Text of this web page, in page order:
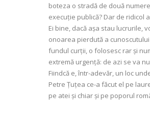
boteza o stradă de două
execuție publică? Dar de ridicol
Ei bine, dacă așa stau lucrurile,
onoarea pierdută a
fundul curții, o folosesc rar și
extremă urgență: de azi se va
Fiindcă e, într-adevăr, un loc
Petre Țuțea ce-a făcut el pe
pe atei și chiar și pe poporul